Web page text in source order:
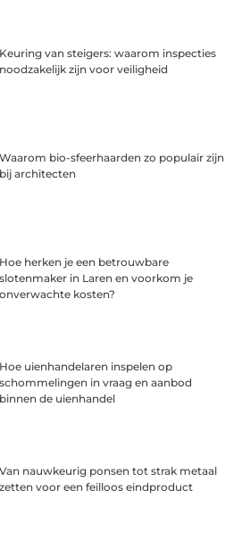
Keuring van steigers: waarom inspecties
noodzakelijk zijn voor veiligheid
Waarom bio-sfeerhaarden zo populair zijn
bij architecten
Hoe herken je een betrouwbare
slotenmaker in Laren en voorkom je
onverwachte kosten?
Hoe uienhandelaren inspelen op
schommelingen in vraag en aanbod
binnen de uienhandel
Van nauwkeurig ponsen tot strak metaal
zetten voor een feilloos eindproduct